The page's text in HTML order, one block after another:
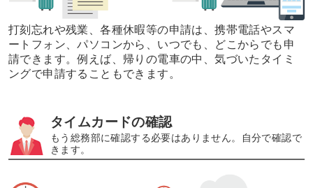
打刻忘れや残業、各種休暇等の申請は、携帯電話やスマ
ートフォン、パソコンから、 いつでも、どこからでも申
請できます。例えば、帰りの電車の中、気づいたタイミ
ングで申請することもできます。
タイムカードの確認
もう総務部に確認する必要はありません。自分で確認で
きます。